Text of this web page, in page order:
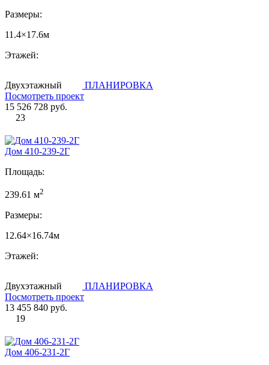
Размеры:
11.4×17.6м
Этажей:
Двухэтажный
ПЛАНИРОВКА
Посмотреть проект
15 526 728 руб.
23
Дом 410-239-2Г
Площадь:
239.61 м2
Размеры:
12.64×16.74м
Этажей:
Двухэтажный
ПЛАНИРОВКА
Посмотреть проект
13 455 840 руб.
19
Дом 406-231-2Г